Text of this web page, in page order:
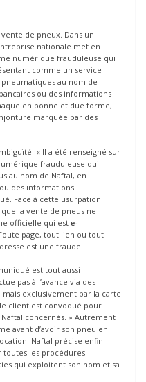
de pneux. Dans un
nationale met en
numérique frauduleuse qui
comme un service
au nom de
ou des informations
en bonne et due forme,
marquée par des
« Il a été renseigné sur
frauduleuse qui
au nom de Naftal, en
des informations
Face à cette usurpation
la vente de pneus ne
officielle qui est e-
page, tout lien ou tout
est une fraude.
est tout aussi
pas à l’avance via des
exclusivement par la carte
client est convoqué pour
concernés. » Autrement
avant d’avoir son pneu en
Naftal précise enfin
toutes les procédures
qui exploitent son nom et sa